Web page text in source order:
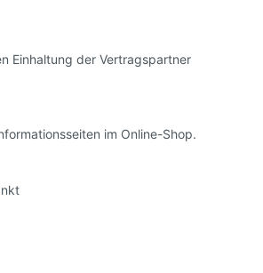
Einhaltung der Vertragspartner
im Online-Shop.